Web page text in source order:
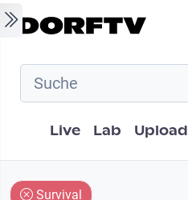
Skip to main content
Hauptnavigation
Live Lab Upload
Survival